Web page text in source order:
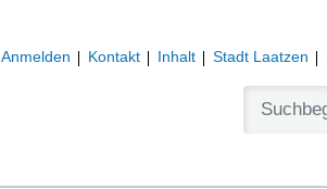
Anmelden Kontakt Inhalt Stadt Laatzen